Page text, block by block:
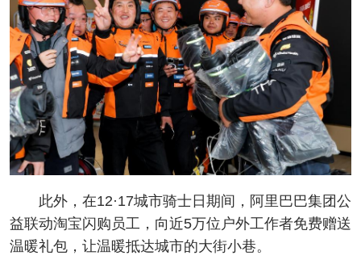
此外，在12·17城市骑士日期间，阿里巴巴集团公
益联动淘宝闪购员工，向近5万位户外工作者免费赠送
温暖礼包，让温暖抵达城市的大街小巷。